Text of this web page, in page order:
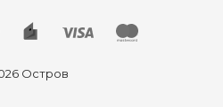
Остров